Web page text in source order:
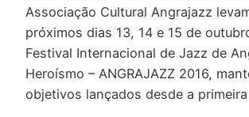
Associação Cultural Angrajazz
próximos dias 13, 14 e 15 de
Festival Internacional de Jazz de
Heroísmo – ANGRAJAZZ 2016,
objetivos lançados desde a